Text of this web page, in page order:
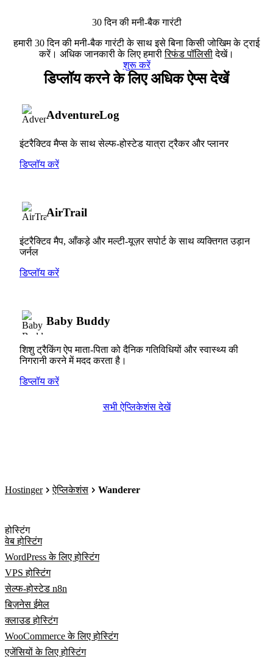
30 दिन की मनी-बैक गारंटी
हमारी 30 दिन की मनी-बैक गारंटी के साथ इसे बिना किसी जोखिम के ट्राई
करें। अधिक जानकारी के लिए हमारीरिफंड पॉलिसीदेखें।
शुरू करें
डिप्लॉय करने के लिए अधिक ऐप्स देखें
AdventureLog
इंटरैक्टिव मैप्स के साथ सेल्फ-होस्टेड यात्रा ट्रैकर और प्लानर
डिप्लॉय करें
AirTrail
इंटरैक्टिव मैप, आँकड़े और मल्टी-यूज़र सपोर्ट के साथ व्यक्तिगत उड़ान
जर्नल
डिप्लॉय करें
Baby Buddy
शिशु ट्रैकिंग ऐप माता-पिता को दैनिक गतिविधियों और स्वास्थ्य की
निगरानी करने में मदद करता है।
डिप्लॉय करें
सभी ऐप्लिकेशंस देखें
Hostinger ऐप्लिकेशंस Wanderer
होस्टिंग
वेब होस्टिंग
WordPress के लिए होस्टिंग
VPS होस्टिंग
सेल्फ-होस्टेड n8n
बिज़नेस ईमेल
क्लाउड होस्टिंग
WooCommerce के लिए होस्टिंग
एजेंसियों के लिए होस्टिंग